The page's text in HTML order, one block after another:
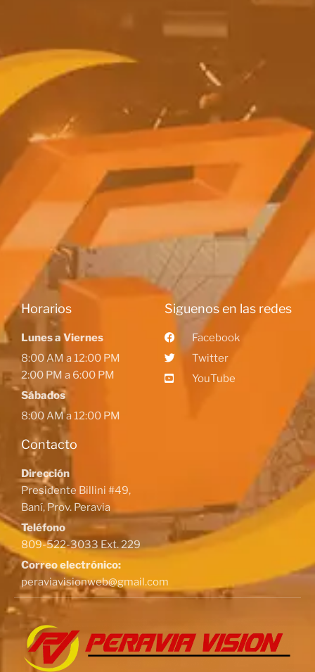
Horarios
Lunes a Viernes
8:00 AM a 12:00 PM
2:00 PM a 6:00 PM
Sábados
8:00 AM a 12:00 PM
Contacto
Dirección
Presidente Billini #49,
Baní, Prov. Peravia
Teléfono
809-522-3033 Ext. 229
Correo electrónico:
peraviavisionweb@gmail.com
Siguenos en las redes
Facebook
Twitter
YouTube